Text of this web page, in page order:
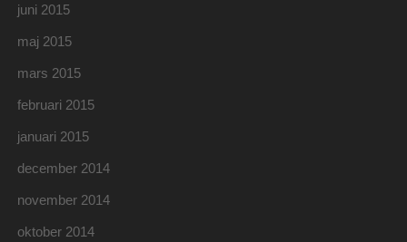
juni 2015
maj 2015
mars 2015
februari 2015
januari 2015
december 2014
november 2014
oktober 2014